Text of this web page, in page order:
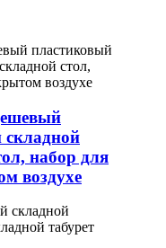
набор для
воздухе